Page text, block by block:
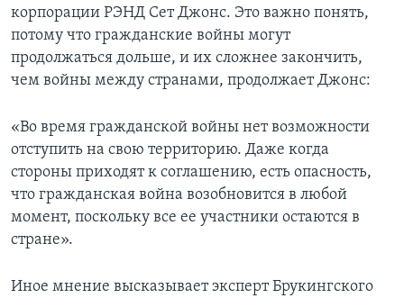
Языки
корпорации РЭНД Сет Джонс. Это важно понять,
потому что гражданские войны могут
продолжаться дольше, и их сложнее закончить,
чем войны между странами, продолжает Джонс:
«Во время гражданской войны нет возможности
отступить на свою территорию. Даже когда
стороны приходят к соглашению, есть опасность,
что гражданская война возобновится в любой
момент, поскольку все ее участники остаются в
стране».
Иное мнение высказывает эксперт Брукингского